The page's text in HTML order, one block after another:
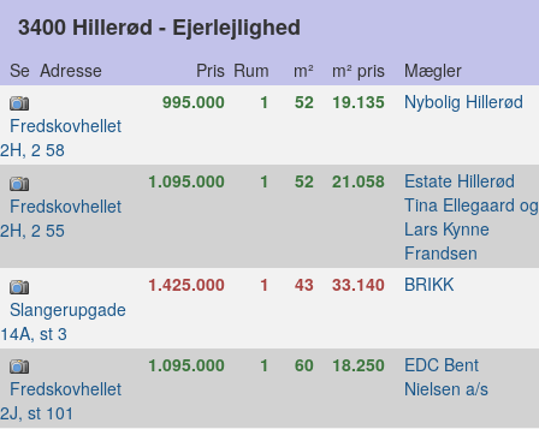
3400 Hillerød - Ejerlejlighed
Se Adresse Pris Rum m² m² pris Mægler
Fredskovhellet
2H, 2 58
995.000 1 52 19.135 Nybolig Hillerød
Fredskovhellet
2H, 2 55
1.095.000 1 52 21.058 Estate Hillerød
Tina Ellegaard og
Lars Kynne
Frandsen
Slangerupgade
14A, st 3
1.425.000 1 43 33.140 BRIKK
Fredskovhellet
2J, st 101
1.095.000 1 60 18.250 EDC Bent
Nielsen a/s